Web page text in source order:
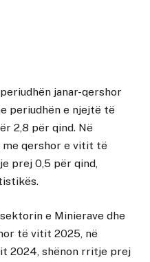
janar-qershor
periudhën e njejtë të
2,8 për qind. Në
me qershor e vitit të
prej 0,5 për qind,
e Minierave dhe
të vitit 2025, në
2024, shënon rritje prej